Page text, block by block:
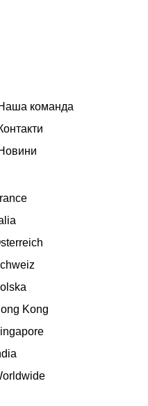
команда
Kong